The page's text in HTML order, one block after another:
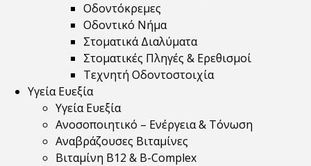
Οδοντόκρεμες
Οδοντικό Νήμα
Στοματικά Διαλύματα
Στοματικές Πληγές & Ερεθισμοί
Τεχνητή Οδοντοστοιχία
Υγεία Ευεξία
Υγεία Ευεξία
Ανοσοποιητικό – Ενέργεια & Τόνωση
Αναβράζουσες Βιταμίνες
Βιταμίνη B12 & Β-Complex